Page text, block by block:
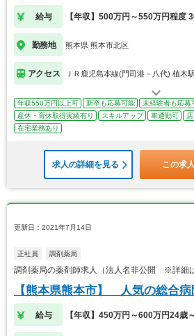
給与 【年収】500万円～550万円程度
勤務地 熊本県 熊本市北区
アクセス ＪＲ鹿児島本線(門司港－八代) 植木駅
年収550万円以上可 新卒も応募可能 未経験者も応募
産休・育休取得実績有り
スキルアップ 車通勤可
在宅業務あり
求人の詳細を見る この求
更新日：2021年7月14日
正社員 調剤薬局
調剤薬局の薬剤師求人（法人名非公開 ※詳細
【熊本県熊本市】 人気の総合病
給与 【年収】450万円～600万円24歳